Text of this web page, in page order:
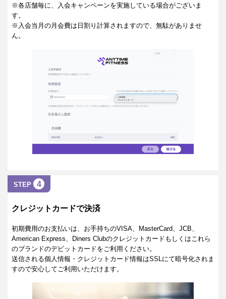
※各店舗毎に、入会キャンペーンを実施している場合がございま
す。
※入会当月の月会費は日割り計算されますので、無駄がありませ
ん。
STEP 4
クレジットカードで決済
初期費用のお支払いは、お手持ちのVISA、MasterCard、JCB、
American Express、Diners Clubのクレジットカードもしくはこれら
のブランドのデビットカードをご利用ください。
送信される個人情報・クレジットカード情報はSSLにて暗号化されま
すので安心してご利用いただけます。